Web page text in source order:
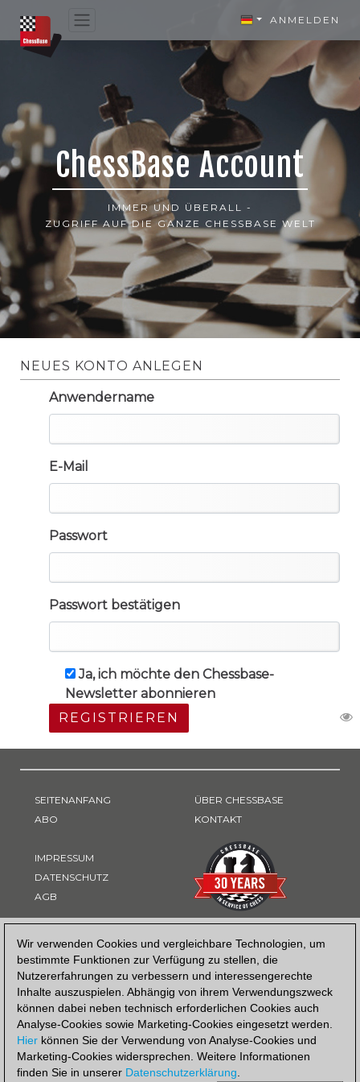
Wir verwenden Cookies und vergleichbare Technologien, um
bestimmte Funktionen zur Verfügung zu stellen, die
Nutzererfahrungen zu verbessern und interessengerechte
Inhalte auszuspielen. Abhängig von ihrem Verwendungszweck
können dabei neben technisch erforderlichen Cookies auch
Analyse-Cookies sowie Marketing-Cookies eingesetzt werden.
Hier können Sie der Verwendung von Analyse-Cookies und
Marketing-Cookies widersprechen. Weitere Informationen
finden Sie in unserer Datenschutzerklärung.
ANMELDEN
ChessBase Account
IMMER UND ÜBERALL -
ZUGRIFF AUF DIE GANZE CHESSBASE WELT
NEUES KONTO ANLEGEN
Anwendername
E-Mail
Passwort
Passwort bestätigen
Ja, ich möchte den Chessbase-
Newsletter abonnieren
REGISTRIEREN
SEITENANFANG
ABO
IMPRESSUM
DATENSCHUTZ
AGB
ÜBER CHESSBASE
KONTAKT
ZAHLUNGSART